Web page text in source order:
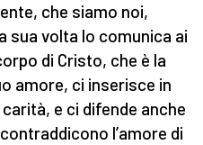
che siamo noi,
sua volta lo comunica ai
di Cristo, che è la
amore, ci inserisce in
e ci difende anche
l’amore di